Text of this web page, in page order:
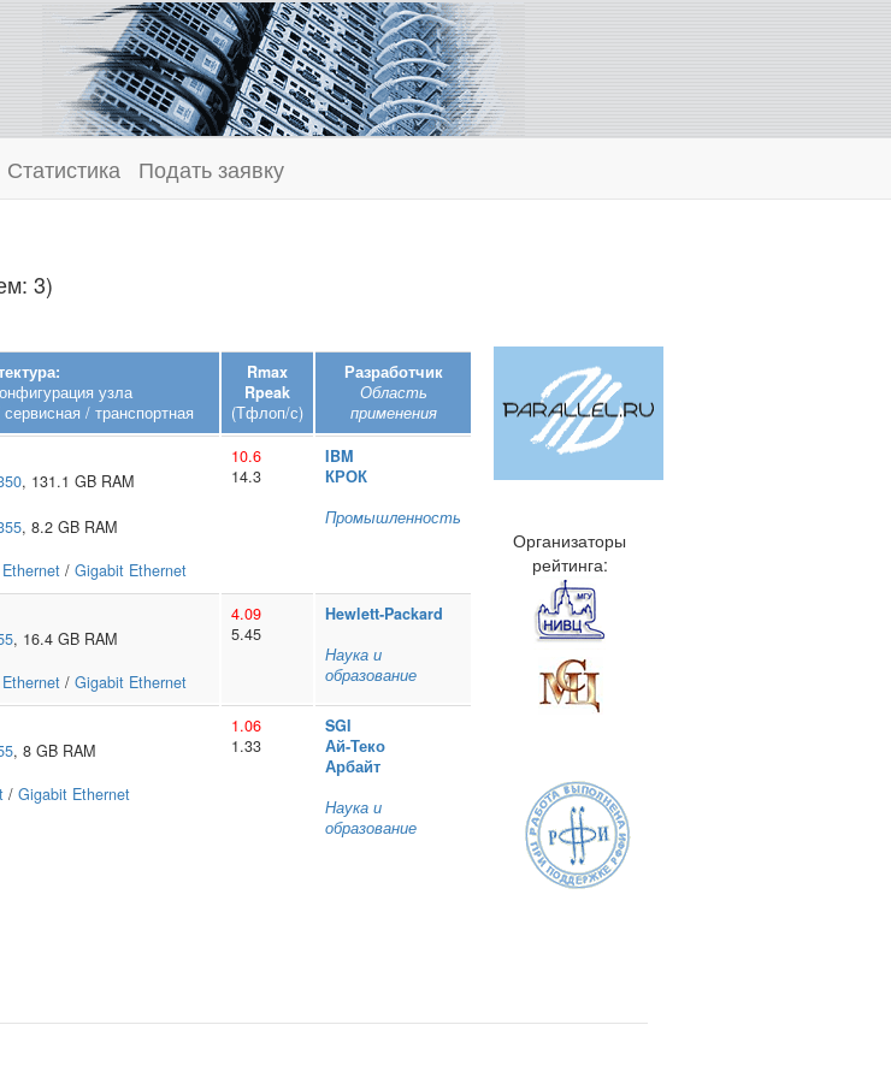
Статистика Подать заявку
3)
узла
/ транспортная
Rmax
Rpeak
(Тфлоп/с)
Разработчик
Область
применения
, 131.1 GB RAM
, 8.2 GB RAM
/ Gigabit Ethernet
10.6
14.3
IBM
КРОК
Промышленность
, 16.4 GB RAM
/ Gigabit Ethernet
4.09
5.45
Hewlett‑Packard
Наука и
образование
, 8 GB RAM
/ Gigabit Ethernet
1.06
1.33
SGI
Ай‑Теко
Арбайт
Наука и
образование
Организаторы
рейтинга: